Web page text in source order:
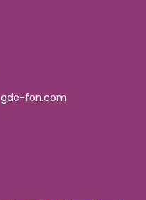
gde-fon.com